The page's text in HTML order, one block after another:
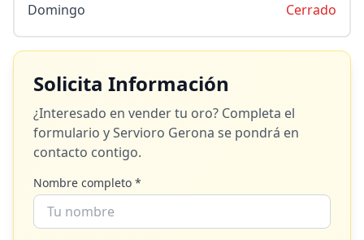
Domingo
Cerrado
Solicita Información
¿Interesado en vender tu oro? Completa el
formulario yServioro Gerona se pondrá en
contacto contigo.
Nombre completo *